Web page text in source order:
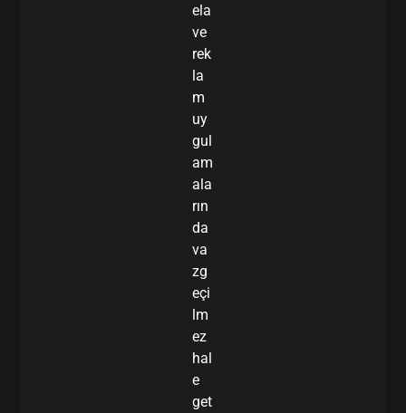
ela
ve
rek
la
m
uy
gul
am
ala
rın
da
va
zg
eçi
lm
ez
hal
e
get